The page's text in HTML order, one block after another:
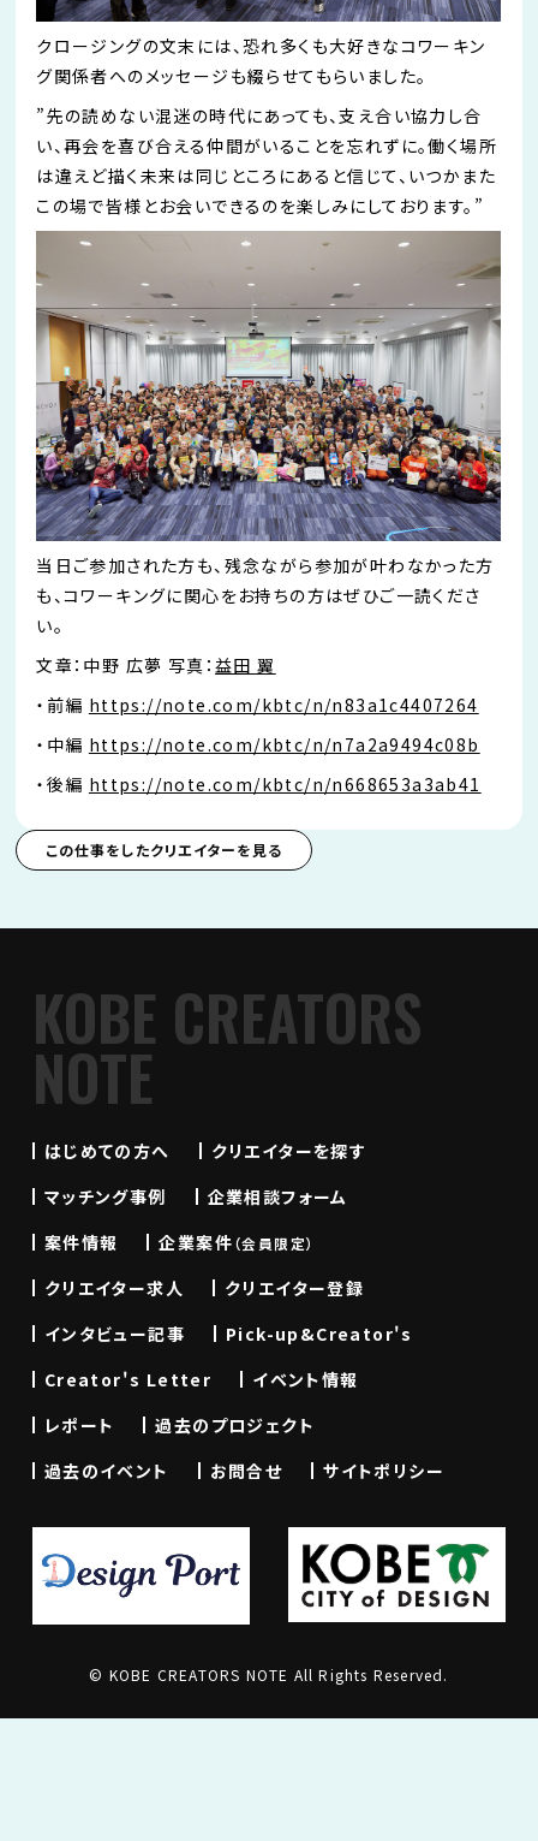
クロージングの文末には、恐れ多くも大好きなコワーキン
グ関係者へのメッセージも綴らせてもらいました。
”先の読めない混迷の時代にあっても、支え合い協力し合
い、再会を喜び合える仲間がいることを忘れずに。働く場所
は違えど描く未来は同じところにあると信じて、いつかまた
この場で皆様とお会いできるのを楽しみにしております。”
当日ご参加された方も、残念ながら参加が叶わなかった方
も、コワーキングに関心をお持ちの方はぜひご一読くださ
い。
文章：中野 広夢 写真：益田 翼
・前編 https://note.com/kbtc/n/n83a1c4407264
・中編 https://note.com/kbtc/n/n7a2a9494c08b
・後編 https://note.com/kbtc/n/n668653a3ab41
この仕事をしたクリエイターを見る
KOBE CREATORS
NOTE
はじめての方へ
クリエイターを探す
マッチング事例
企業相談フォーム
案件情報
企業案件（会員限定）
クリエイター求人
クリエイター登録
インタビュー記事
Pick-up&Creator's
Creator's Letter
イベント情報
レポート
過去のプロジェクト
過去のイベント
お問合せ サイトポリシー
© KOBE CREATORS NOTE All Rights Reserved.